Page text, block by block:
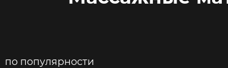
по популярности